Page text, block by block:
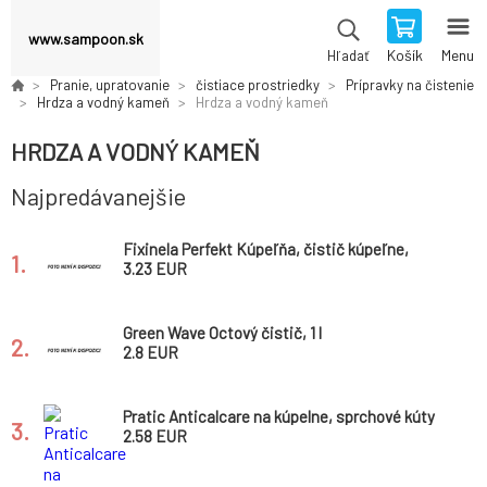
www.sampoon.sk
Hľadať Košík Menu
Pranie, upratovanie čistiace prostriedky
Prípravky na čistenie
Hrdza a vodný kameň
Hrdza a vodný kameň
HRDZA A VODNÝ KAMEŇ
Najpredávanejšie
1.
Fixinela Perfekt Kúpeľňa, čistič kúpeľne,
rozprašovač, 500 ml
3.23 EUR
2.
Green Wave Octový čistič, 1 l
2.8 EUR
3.
Pratic Anticalcare na kúpelne, sprchové kúty
a vodný kameň, 750 ml
2.58 EUR